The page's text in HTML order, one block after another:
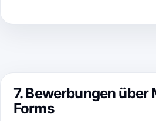
7. Bewerbungen über
Forms